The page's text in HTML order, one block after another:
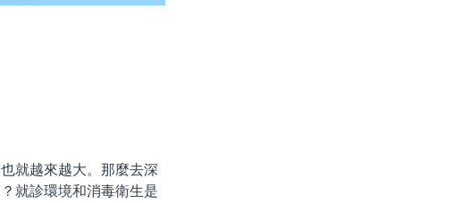
就越來越大。那麼去深
就診環境和消毒衛生是